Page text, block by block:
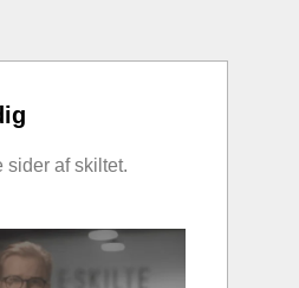
sider af skiltet.